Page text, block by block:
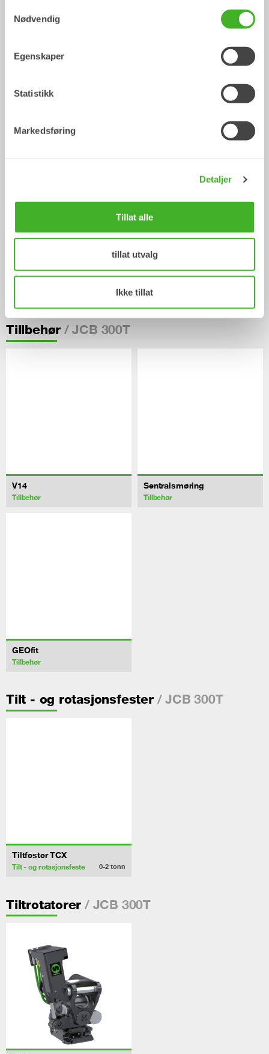
Nødvendig
Egenskaper
Statistikk
Markedsføring
Detaljer
Tillat alle
tillat utvalg
Ikke tillat
Skuffe 0-20 tonn
Graveskuffer
tonn
Kabelskuffer
Skuffe
Tillbehør / JCB 300T
V14
Tillbehør
Sentralsmøring
Tillbehør
GEOfit
Tillbehør
Tilt - og rotasjonsfester/ JCB 300T
Tiltfester TCX
Tilt - og rotasjonsfeste 0-2 tonn
Tiltrotatorer / JCB 300T